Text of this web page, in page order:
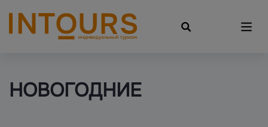
НОВОГОДНИЕ